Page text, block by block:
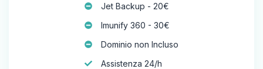
Jet Backup - 20€
Imunify 360 - 30€
Dominio non Incluso
Assistenza 24/h